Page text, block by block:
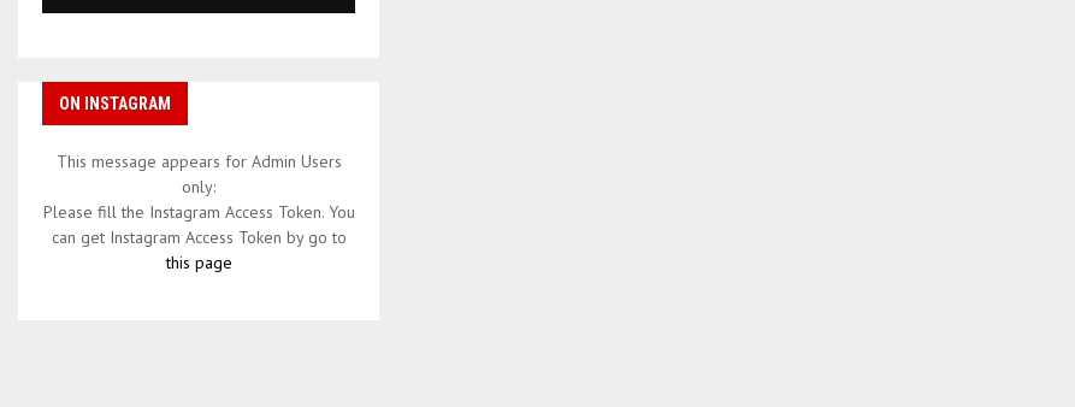
ON INSTAGRAM
This message appears for Admin Users
only:
Please fill the Instagram Access Token. You
can get Instagram Access Token by go to
this page